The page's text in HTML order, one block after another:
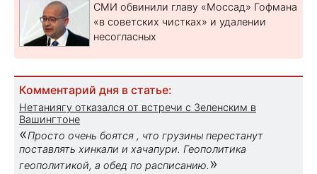
СМИ обвинили главу «Моссад» Гофмана
«в советских чистках» и удалении
несогласных
Комментарий дня в статье:
Нетаниягу отказался от встречи с Зеленским в
Вашингтоне
«Просто очень боятся , что грузины перестанут
поставлять хинкали и хачапури. Геополитика
геополитикой, а обед по расписанию. »